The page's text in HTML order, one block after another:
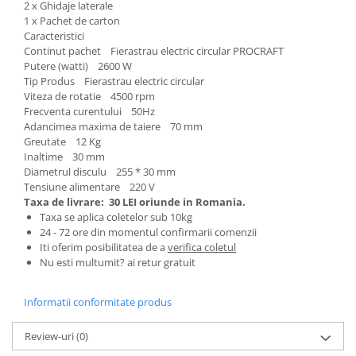
Masini tocat carne electrice
Mixere
Oale si Cratite
Oale sub presiune
Pahare / Sticle cu Pai / Cani termos
Palnii
Storcatoare
Tavi copt
Tigai
Ustensile de bucatarie
Auto
Stații încărcare vehicule electrice
Anvelope auto
Clesti auto
Compresoare auto si pompe
Cricuri
Truse, seturi si alte scule de mana
Compactoare
Scule Emtop
Scule multifunctionale
Tăietor beton
2 x Ghidaje laterale
1 x Pachet de carton
Caracteristici
Continut pachet Fierastrau electric circular PROCRAFT
Putere (watti) 2600 W
Tip Produs Fierastrau electric circular
Viteza de rotatie 4500 rpm
Frecventa curentului 50Hz
Adancimea maxima de taiere 70 mm
Greutate 12 Kg
Inaltime 30 mm
Diametrul disculu 255 * 30 mm
Tensiune alimentare 220 V
Taxa de livrare: 30 LEI oriunde in Romania.
Taxa se aplica coletelor sub 10kg
24 - 72 ore din momentul confirmarii comenzii
Iti oferim posibilitatea de averifica coletul
Nu esti multumit? ai retur gratuit
Informatii conformitate produs
Review-uri(0)